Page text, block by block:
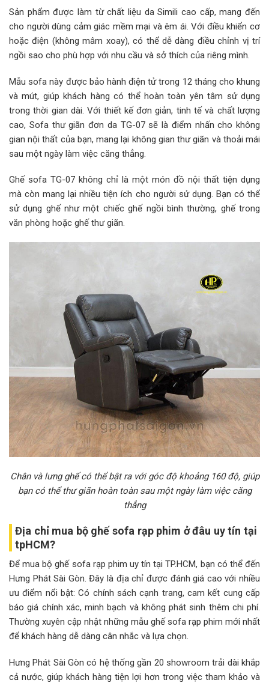
Sản phẩm được làm từ chất liệu da Simili cao cấp, mang đến
cho người dùng cảm giác mềm mại và êm ái. Với điều khiển cơ
hoặc điện (không mâm xoay), có thể dễ dàng điều chỉnh vị trí
ngồi sao cho phù hợp với nhu cầu và sở thích của riêng mình.
Mẫu sofa này được bảo hành điện tử trong 12 tháng cho khung
và mút, giúp khách hàng có thể hoàn toàn yên tâm sử dụng
trong thời gian dài. Với thiết kế đơn giản, tinh tế và chất lượng
cao, Sofa thư giãn đơn da TG-07 sẽ là điểm nhấn cho không
gian nội thất của bạn, mang lại không gian thư giãn và thoải mái
sau một ngày làm việc căng thẳng.
Ghế sofa TG-07 không chỉ là một món đồ nội thất tiện dụng
mà còn mang lại nhiều tiện ích cho người sử dụng. Bạn có thể
sử dụng ghế như một chiếc ghế ngồi bình thường, ghế trong
văn phòng hoặc ghế thư giãn.
Chân và lưng ghế có thể bật ra với góc độ khoảng 160 độ, giúp
bạn có thể thư giãn hoàn toàn sau một ngày làm việc căng
thẳng
Địa chỉ mua bộ ghế sofa rạp phim ở đâu uy tín tại
tpHCM?
Để mua bộ ghế sofa rạp phim uy tín tại TP.HCM, bạn có thể đến
Hưng Phát Sài Gòn. Đây là địa chỉ được đánh giá cao với nhiều
ưu điểm nổi bật: Có chính sách cạnh trang, cam kết cung cấp
báo giá chính xác, minh bạch và không phát sinh thêm chi phí.
Thường xuyên cập nhật những mẫu ghế sofa rạp phim mới nhất
để khách hàng dễ dàng cân nhắc và lựa chọn.
Hưng Phát Sài Gòn có hệ thống gần 20 showroom trải dài khắp
cả nước, giúp khách hàng tiện lợi hơn trong việc tham khảo và